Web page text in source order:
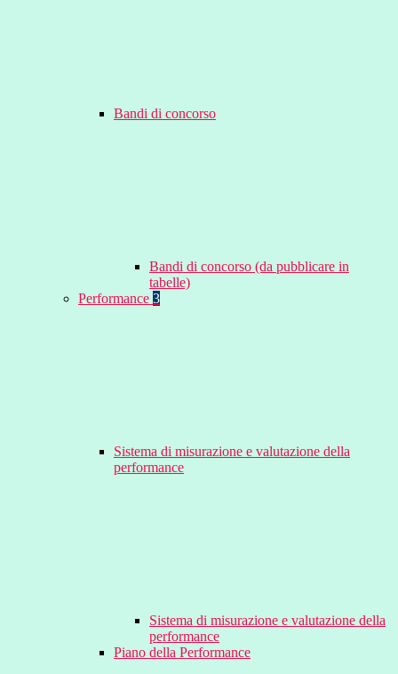
Bandi di concorso
Bandi di concorso (da pubblicare in
tabelle)
Performance 3
Sistema di misurazione e valutazione della
performance
Sistema di misurazione e valutazione della
performance
Piano della Performance